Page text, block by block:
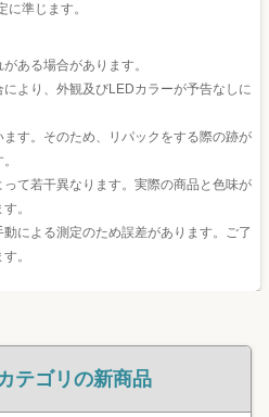
準じます。
ある場合があります。
より、外観及びLEDカラーが予告なしに
す。そのため、リパックをする際の跡が
て若干異なります。実際の商品と色味が
。
による測定のため誤差があります。ご了
。
テゴリの新商品